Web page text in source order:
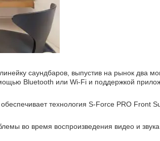
саундбаров, выпустив на рынок два
Bluetooth или Wi-Fi и поддержкой
технология S-Force PRO Front
во время воспроизведения видео и